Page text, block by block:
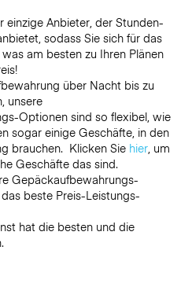
einzige Anbieter, der Stunden-
sodass Sie sich für das
am besten zu Ihren Plänen
über Nacht bis zu
unsere
Optionen sind so flexibel, wie
sogar einige Geschäfte, in den
brauchen. Klicken Sie hier, um
Geschäfte das sind.
Gepäckaufbewahrungs-
beste Preis-Leistungs-
hat die besten und die